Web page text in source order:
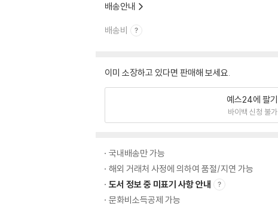
배송안내
배송비
이미 소장하고 있다면 판매해 보세요.
예스24에 팔기
바이백 신청 불가
국내배송만 가능
해외 거래처 사정에 의하여 품절/지연 가능
도서 정보 중 미표기 사항 안내
문화비소득공제 가능